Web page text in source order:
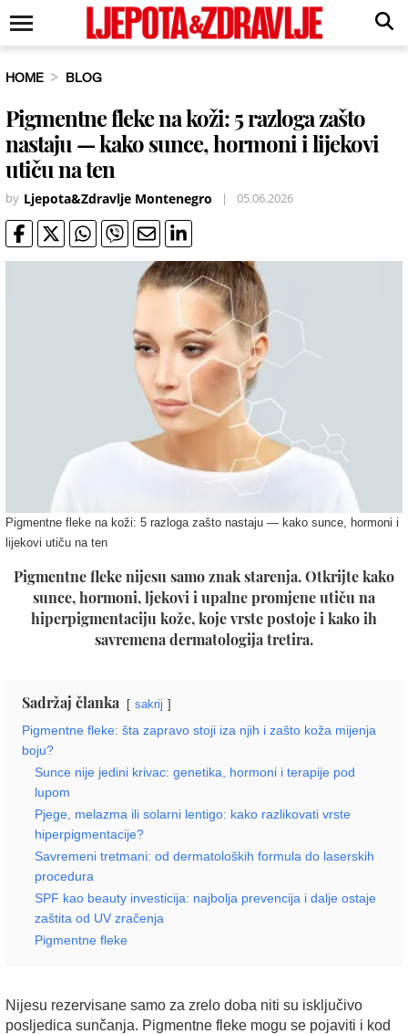
HOME BLOG
Pigmentne fleke na koži: 5 razloga zašto
nastaju — kako sunce, hormoni i lijekovi
utiču na ten
by Ljepota&Zdravlje Montenegro | 05.06.2026
Pigmentne fleke na koži: 5 razloga zašto nastaju — kako sunce, hormoni i
lijekovi utiču na ten
Pigmentne fleke nijesu samo znak starenja. Otkrijte kako
sunce, hormoni, ljekovi i upalne promjene utiču na
hiperpigmentaciju kože, koje vrste postoje i kako ih
savremena dermatologija tretira.
Sadržaj članka sakrij
Pigmentne fleke: šta zapravo stoji iza njih i zašto koža mijenja
boju?
Sunce nije jedini krivac: genetika, hormoni i terapije pod
lupom
Pjege, melazma ili solarni lentigo: kako razlikovati vrste
hiperpigmentacije?
Savremeni tretmani: od dermatoloških formula do laserskih
procedura
SPF kao beauty investicija: najbolja prevencija i dalje ostaje
zaštita od UV zračenja
Pigmentne fleke
Nijesu rezervisane samo za zrelo doba niti su isključivo
posljedica sunčanja. Pigmentne fleke mogu se pojaviti i kod